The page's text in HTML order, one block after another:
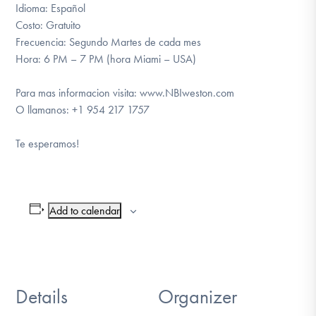
Idioma: Español
Costo: Gratuito
Frecuencia: Segundo Martes de cada mes
Hora: 6 PM – 7 PM (hora Miami – USA)
Para mas informacion visita: www.NBIweston.com
O llamanos: +1 954 217 1757
Te esperamos!
Add to calendar
Details Organizer